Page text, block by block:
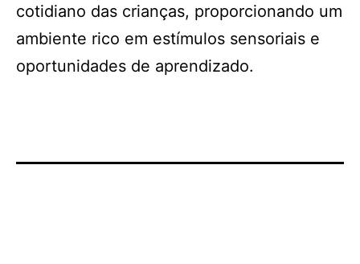
cotidiano das crianças, proporcionando um
ambiente rico em estímulos sensoriais e
oportunidades de aprendizado.